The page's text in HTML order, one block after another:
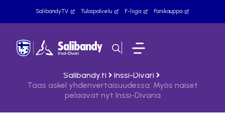
SalibandyTV Tulospalvelu F-liiga Fanikauppa
Salibandy.fi
Inssi-Divari
Taas askel yhdenvertaisuudessa: Myös naiset
pelaavat nyt Inssi-Divaria